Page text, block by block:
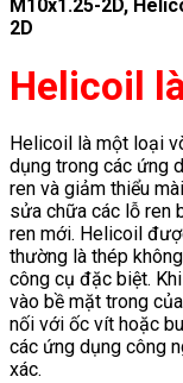
M10x1.25-2D,
2D
Helicoil
Helicoil là một loại
dụng trong các ứng
ren và giảm thiểu
sửa chữa các lỗ ren
ren mới. Helicoil
thường là thép
công cụ đặc biệt.
vào bề mặt trong
nối với ốc vít hoặc
các ứng dụng công
xác.